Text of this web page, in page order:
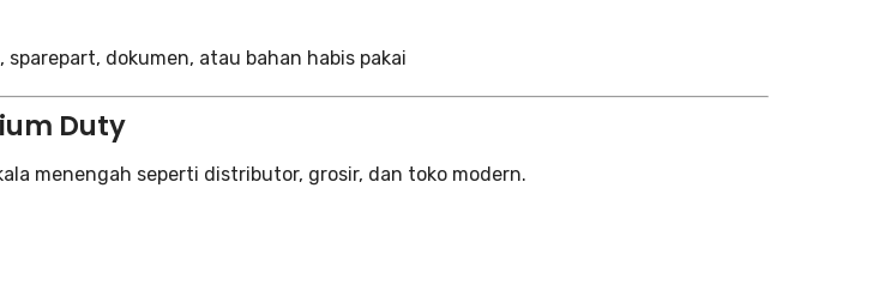
sparepart, dokumen, atau bahan habis pakai
Duty
menengah seperti distributor, grosir, dan toko modern.